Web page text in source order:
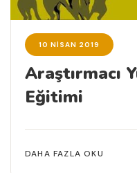
10 NISAN 2019
Araştırmacı
Eğitimi
DAHA FAZLA OKU